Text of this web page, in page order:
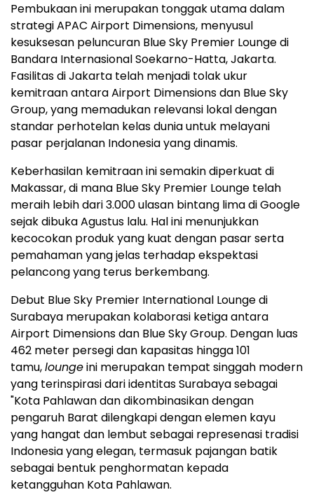
Pembukaan ini merupakan tonggak utama dalam
strategi APAC Airport Dimensions, menyusul
kesuksesan peluncuran Blue Sky Premier Lounge di
Bandara Internasional Soekarno-Hatta, Jakarta.
Fasilitas di Jakarta telah menjadi tolak ukur
kemitraan antara Airport Dimensions dan Blue Sky
Group, yang memadukan relevansi lokal dengan
standar perhotelan kelas dunia untuk melayani
pasar perjalanan Indonesia yang dinamis.
Keberhasilan kemitraan ini semakin diperkuat di
Makassar, di mana Blue Sky Premier Lounge telah
meraih lebih dari 3.000 ulasan bintang lima di Google
sejak dibuka Agustus lalu. Hal ini menunjukkan
kecocokan produk yang kuat dengan pasar serta
pemahaman yang jelas terhadap ekspektasi
pelancong yang terus berkembang.
Debut Blue Sky Premier International Lounge di
Surabaya merupakan kolaborasi ketiga antara
Airport Dimensions dan Blue Sky Group. Dengan luas
462 meter persegi dan kapasitas hingga 101
tamu,loungeini merupakan tempat singgah modern
yang terinspirasi dari identitas Surabaya sebagai
"Kota Pahlawan dan dikombinasikan dengan
pengaruh Barat dilengkapi dengan elemen kayu
yang hangat dan lembut sebagai represenasi tradisi
Indonesia yang elegan, termasuk pajangan batik
sebagai bentuk penghormatan kepada
ketangguhan Kota Pahlawan.